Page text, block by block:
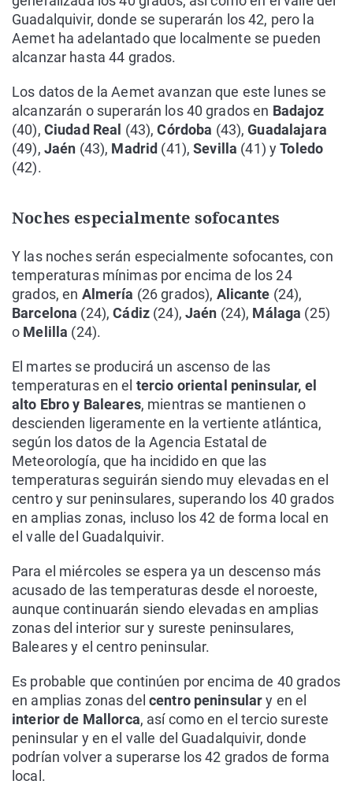
Guadalquivir, donde se superarán los 42, pero la
Aemet ha adelantado que localmente se pueden
alcanzar hasta 44 grados.
Los datos de la Aemet avanzan que este lunes se
alcanzarán o superarán los 40 grados en Badajoz
(40), Ciudad Real (43),Córdoba (43),Guadalajara
(49), Jaén (43), Madrid (41),Sevilla (41) yToledo
(42).
Noches especialmente sofocantes
Y las noches serán especialmente sofocantes, con
temperaturas mínimas por encima de los 24
grados, en Almería (26 grados), Alicante (24),
Barcelona (24),Cádiz(24), Jaén (24), Málaga (25)
o Melilla (24).
El martes se producirá un ascenso de las
temperaturas en el tercio oriental peninsular, el
alto Ebro y Baleares, mientras se mantienen o
descienden ligeramente en la vertiente atlántica,
según los datos de la Agencia Estatal de
Meteorología, que ha incidido en que las
temperaturas seguirán siendo muy elevadas en el
centro y sur peninsulares, superando los 40 grados
en amplias zonas, incluso los 42 de forma local en
el valle del Guadalquivir.
Para el miércoles se espera ya un descenso más
acusado de las temperaturas desde el noroeste,
aunque continuarán siendo elevadas en amplias
zonas del interior sur y sureste peninsulares,
Baleares y el centro peninsular.
Es probable que continúen por encima de 40 grados
en amplias zonas del centro peninsulary en el
interior de Mallorca, así como en el tercio sureste
peninsular y en el valle del Guadalquivir, donde
podrían volver a superarse los 42 grados de forma
local.